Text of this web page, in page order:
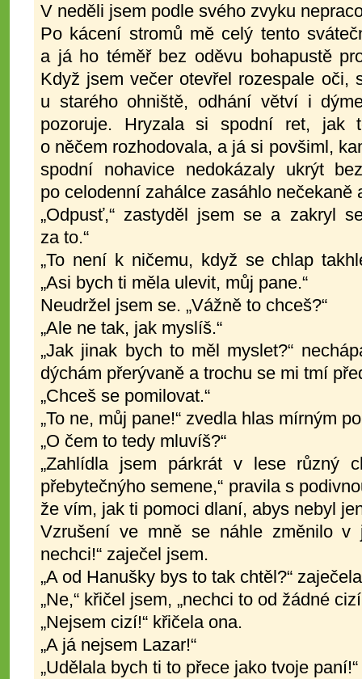
V neděli jsem podle svého zvyku
Po kácení stromů mě celý tento
a já ho téměř bez oděvu bohapustě
Když jsem večer otevřel rozespale oči,
u starého ohniště, odhání větví i
pozoruje. Hryzala si spodní ret, jak
o něčem rozhodovala, a já si povšiml,
spodní nohavice nedokázaly ukrýt
po celodenní zahálce zasáhlo nečekaně
„Odpusť,“ zastyděl jsem se a zakryl
za to.“
„To není k ničemu, když se chlap
„Asi bych ti měla ulevit, můj pane.“
Neudržel jsem se. „Vážně to chceš?“
„Ale ne tak, jak myslíš.“
„Jak jinak bych to měl myslet?“
dýchám přerývaně a trochu se mi tmí
„Chceš se pomilovat.“
„To ne, můj pane!“ zvedla hlas mírným
„O čem to tedy mluvíš?“
„Zahlídla jsem párkrát v lese různý
přebytečnýho semene,“ pravila s
že vím, jak ti pomoci dlaní, abys nebyl
Vzrušení ve mně se náhle změnilo v
nechci!“ zaječel jsem.
„A od Hanušky bys to tak chtěl?“
„Ne,“ křičel jsem, „nechci to od žádné
„Nejsem cizí!“ křičela ona.
„A já nejsem Lazar!“
„Udělala bych ti to přece jako tvoje paní!“